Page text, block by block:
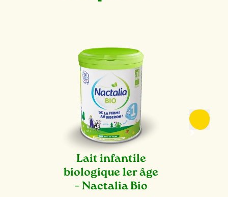
Lait infantile
biologique 1er âge
– Nactalia Bio